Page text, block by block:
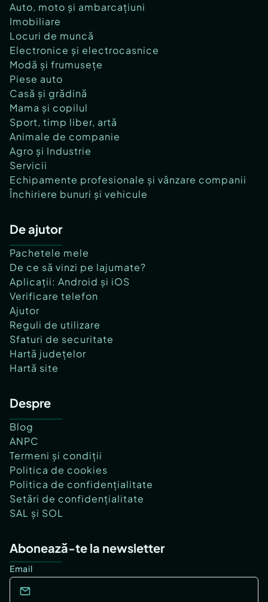
Auto, moto și ambarcațiuni
Imobiliare
Locuri de muncă
Electronice și electrocasnice
Modă și frumusețe
Piese auto
Casă și grădină
Mama și copilul
Sport, timp liber, artă
Animale de companie
Agro și Industrie
Servicii
Echipamente profesionale și vânzare companii
Închiriere bunuri și vehicule
De ajutor
Pachetele mele
De ce să vinzi pe lajumate?
Aplicații: Android și iOS
Verificare telefon
Ajutor
Reguli de utilizare
Sfaturi de securitate
Hartă județelor
Hartă site
Despre
Blog
ANPC
Termeni și condiții
Politica de cookies
Politica de confidențialitate
Setări de confidențialitate
SAL și SOL
Abonează-te la newsletter
Email